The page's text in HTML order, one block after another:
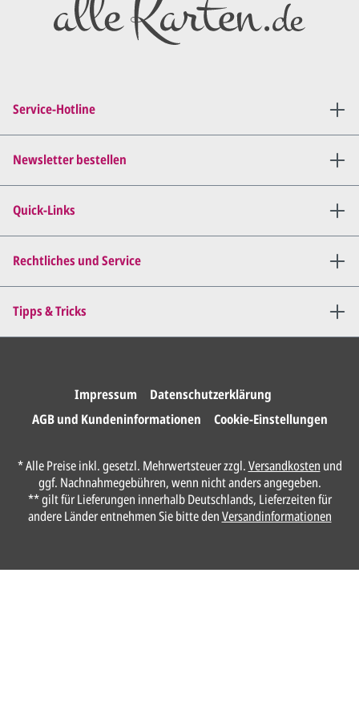
Service-Hotline
Rechtliches und Service
Tipps & Tricks
Quick-Links
Newsletter bestellen
Impressum
Datenschutzerklärung
AGB und Kundeninformationen
Cookie-Einstellungen
* Alle Preise inkl. gesetzl. Mehrwertsteuer zzgl.Versandkosten und
ggf. Nachnahmegebühren, wenn nicht anders angegeben.
** gilt für Lieferungen innerhalb Deutschlands, Lieferzeiten für
andere Länder entnehmen Sie bitte denVersandinformationen